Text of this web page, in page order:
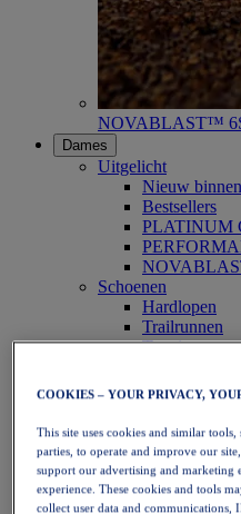
NOVABLAST™ 6
Dames
Uitgelicht
Nieuw binnen
Bestsellers
PLATINUM
Schoenen
Hardlopen
Trailrunnen
Tennis
Handbal
Netbal
SportStyle
Bovenkleding
Sport-bh's
Tanktops
COOKIES – YOUR PRIVACY,
This site uses cookies and similar
parties, to operate and improve our
support our advertising and marketing
experience. These cookies and tools
collect user data and communications,